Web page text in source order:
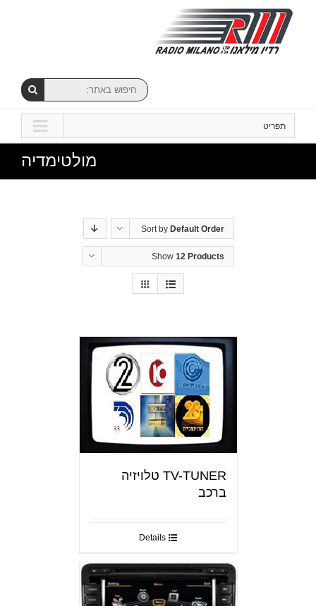
תפריט
מולטימדיה
Sort by Default Order
Show 12 Products
TV-TUNER טלויזיה
ברכב
Details